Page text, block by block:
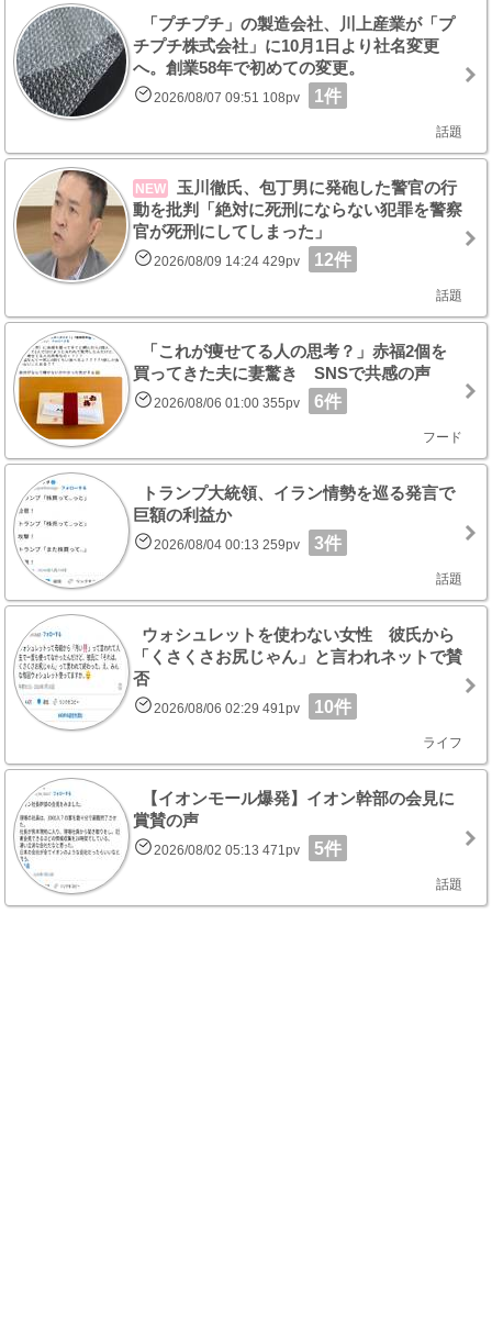
「プチプチ」の製造会社、川上産業が「プ
チプチ株式会社」に10月1日より社名変更
へ。創業58年で初めての変更。
2026/08/07 09:51 108pv 1件
話題
NEW
玉川徹氏、包丁男に発砲した警官の行
動を批判「絶対に死刑にならない犯罪を警察
官が死刑にしてしまった」
2026/08/09 14:24 429pv 12件
話題
「これが痩せてる人の思考？」赤福2個を
買ってきた夫に妻驚き SNSで共感の声
2026/08/06 01:00 355pv 6件
フード
トランプ大統領、イラン情勢を巡る発言で
巨額の利益か
2026/08/04 00:13 259pv 3件
話題
ウォシュレットを使わない女性 彼氏から
「くさくさお尻じゃん」と言われネットで賛
否
2026/08/06 02:29 491pv 10件
ライフ
【イオンモール爆発】イオン幹部の会見に
賞賛の声
2026/08/02 05:13 471pv 5件
話題